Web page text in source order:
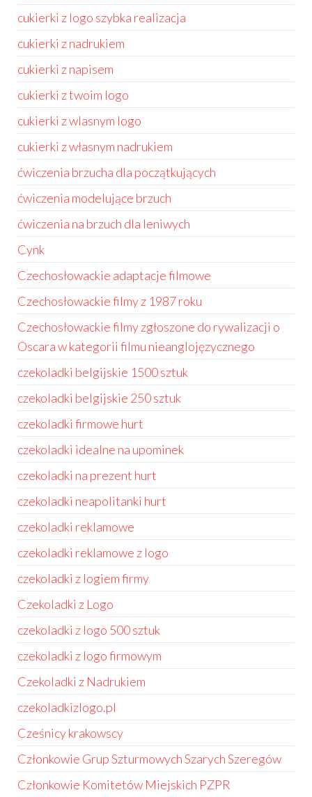
cukierki z logo szybka realizacja
cukierki z nadrukiem
cukierki z napisem
cukierki z twoim logo
cukierki z wlasnym logo
cukierki z własnym nadrukiem
ćwiczenia brzucha dla początkujących
ćwiczenia modelujące brzuch
ćwiczenia na brzuch dla leniwych
Cynk
Czechosłowackie adaptacje filmowe
Czechosłowackie filmy z 1987 roku
Czechosłowackie filmy zgłoszone do rywalizacji o
Oscara w kategorii filmu nieanglojęzycznego
czekoladki belgijskie 1500 sztuk
czekoladki belgijskie 250 sztuk
czekoladki firmowe hurt
czekoladki idealne na upominek
czekoladki na prezent hurt
czekoladki neapolitanki hurt
czekoladki reklamowe
czekoladki reklamowe z logo
czekoladki z logiem firmy
Czekoladki z Logo
czekoladki z logo 500 sztuk
czekoladki z logo firmowym
Czekoladki z Nadrukiem
czekoladkizlogo.pl
Cześnicy krakowscy
Członkowie Grup Szturmowych Szarych Szeregów
Członkowie Komitetów Miejskich PZPR